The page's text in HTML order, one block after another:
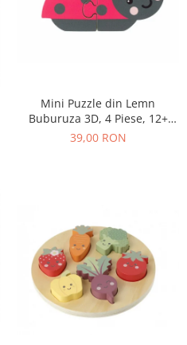
Mini Puzzle din Lemn
Buburuza 3D, 4 Piese, 12+
Luni
39,00 RON